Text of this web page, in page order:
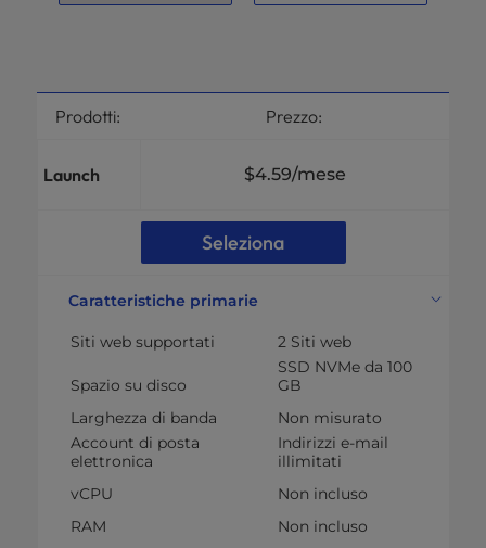
Prodotti: Prezzo:
Launch $4.59/mese
Seleziona
Caratteristiche primarie
Siti web supportati 2 Siti web
Spazio su disco
SSD NVMe da 100
GB
Larghezza di banda
Non misurato
Account di posta
elettronica
Indirizzi e-mail
illimitati
vCPU
Non incluso
RAM
Non incluso